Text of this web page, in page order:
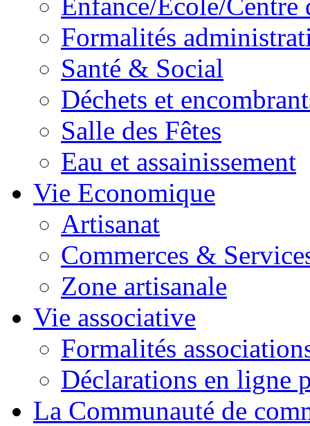
Formalités
Santé & Social
Déchets et
Salle des Fêtes
Eau et assainissement
Vie Economique
Artisanat
Commerces &
Zone artisanale
Vie associative
Formalités
Déclarations en ligne
La Communauté de